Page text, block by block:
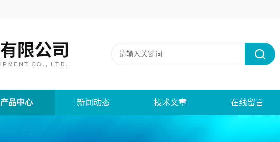
产品中心 新闻动态 技术文章 在线留言